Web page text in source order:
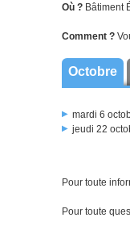
Où ? Bâtiment
Comment ?
Octobre
mardi 6
jeudi 22
Pour toute
Pour toute